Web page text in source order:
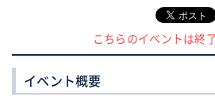
こちらのイベントは終
イベント概要